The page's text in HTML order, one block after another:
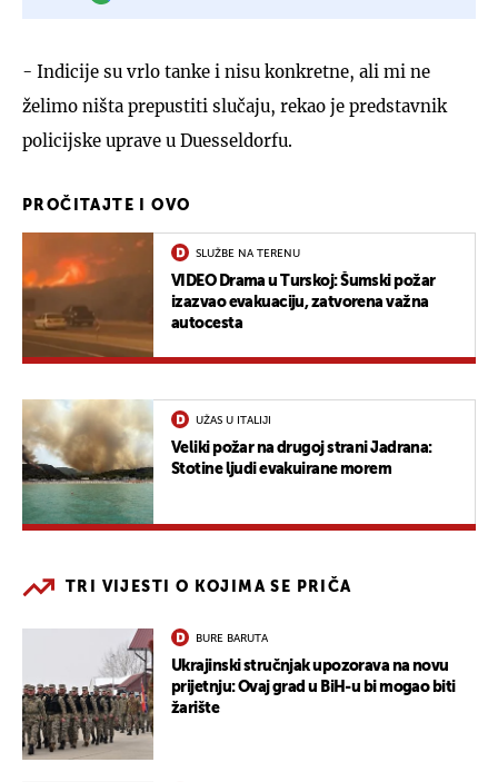
- Indicije su vrlo tanke i nisu konkretne, ali mi ne
želimo ništa prepustiti slučaju, rekao je predstavnik
policijske uprave u Duesseldorfu.
PROČITAJTE I OVO
SLUŽBE NA TERENU
VIDEO Drama u Turskoj: Šumski požar
izazvao evakuaciju, zatvorena važna
autocesta
UŽAS U ITALIJI
Veliki požar na drugoj strani Jadrana:
Stotine ljudi evakuirane morem
TRI VIJESTI O KOJIMA SE PRIČA
BURE BARUTA
Ukrajinski stručnjak upozorava na novu
prijetnju: Ovaj grad u BiH-u bi mogao biti
žarište